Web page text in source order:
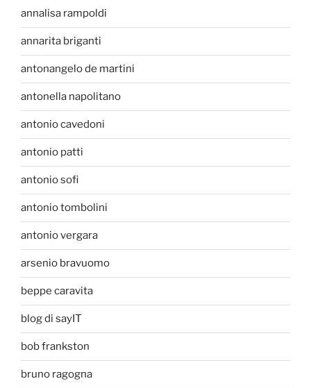
annalisa rampoldi
annarita briganti
antonangelo de martini
antonella napolitano
antonio cavedoni
antonio patti
antonio sofi
antonio tombolini
antonio vergara
arsenio bravuomo
beppe caravita
blog di sayIT
bob frankston
bruno ragogna